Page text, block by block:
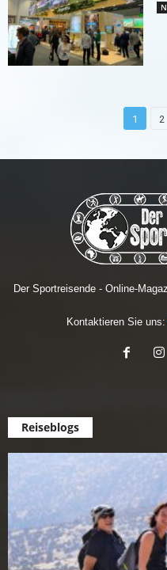
1 2
Der Sportreisende - Online-
Kontaktieren Sie uns:
Reiseblogs